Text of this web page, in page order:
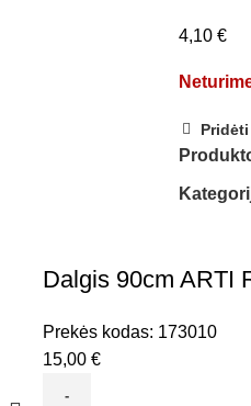
4,10 €
Dalgis 90cm ARTI
Prekės kodas: 173010
15,00 €